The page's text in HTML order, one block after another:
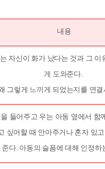
내용
자신이 화가 났다는 것과 그 이
게 도와준다.
그렇게 느끼게 되었는지를 연
들어주고 우는 아동 옆에서 함
싶어할 때 안아주거나 혼자 있
준다. 아동의 슬픔에 대해 인정하